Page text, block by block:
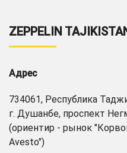
ZEPPELIN
Адрес
734061, Республика
г. Душанбе, проспект
(ориентир - рынок
Avesto")